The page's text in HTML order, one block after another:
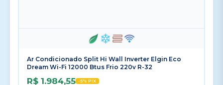
Ar Condicionado Split Hi Wall Inverter Elgin Eco
Dream Wi-Fi 12000 Btus Frio 220v R-32
R$ 1.984,55 -5% PIX